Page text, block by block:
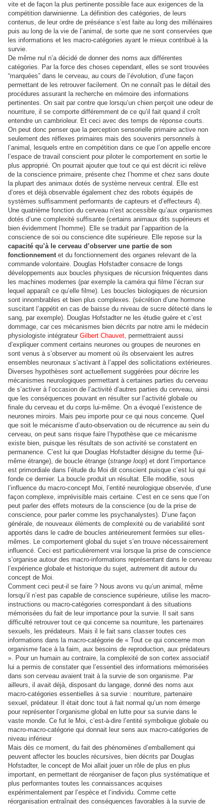
vite et de façon la plus pertinente possible face aux exigences de la
compétition darwinienne. La définition des catégories, de leurs
contenus, de leur ordre de préséance s’est faite au long des millénaires
puis au long de la vie de l’animal, de sorte que ne sont conservées que
les informations et les macro-catégories ayant le mieux contribué à la
survie.
De même nul n’a décidé de donner des noms aux différentes
catégories. Par la force des choses cependant, elles se sont trouvées
“marquées” dans le cerveau, au cours de l’évolution, d’une façon
permettant de les retrouver facilement. On ne connaît pas le détail des
procédures assurant la recherche en mémoire des informations
pertinentes. On sait par contre que lorsqu’un chien perçoit une odeur de
nourriture, il se comporte différemment de ce qu’il fait quand il croît
entendre un cambrioleur. Et ceci avec des temps de réponse courts.
On peut donc penser que la perception sensorielle primaire active non
seulement des réflexes primaires mais des souvenirs personnels à
l’animal, lesquels entre en compétition dans ce que l’on appelle encore
l’espace de travail conscient pour piloter le comportement en sortie le
plus approprié. On pourrait ajouter que tout ce qui est décrit ici relève
de la conscience primaire, présente chez l’homme et chez sans doute
la plupart des animaux dotés de système nerveux central. Elle est
d’ores et déjà observable également chez des robots équipés de
systèmes suffisamment performants de capteurs et d’effecteurs 4).
Une quatrième fonction du cerveau n’est accessible qu’aux organismes
dotés d’une complexité suffisante (certains animaux dits supérieurs et
bien évidemment l’homme). Elle se traduit par l’apparition de la
conscience de soi ou conscience dite supérieure. Elle repose sur la
capacité qu’à le cerveau d’observer une partie de son
fonctionnement et du fonctionnement des organes relevant de la
commande volontaire. Douglas Hofstadter consacre de longs
développements aux boucles physiques de récursion fréquentes dans
les machines modernes (par exemple la caméra qui filme l’écran sur
lequel apparaît ce qu’elle filme). Les boucles biologiques de récursion
sont innombrables et bien plus complexes. (sécrétion d’une hormone
suscitant l’appétit en cas de baisse du niveau de sucre détecté dans le
sang, par exemple). Douglas Hofstadter ne les étudie guère et c’est
dommage, car ces mécanismes bien décrits par notre ami le médecin
physiologiste intégrateur Gilbert Chauvet, permettraient aussi
d’expliquer comment certains neurones ou groupes de neurones en
sont venus à s’observer au moment où ils observaient les autres
ensembles neuronaux s’activant à l’appel des sollicitations extérieures.
Diverses hypothèses sont actuellement suggérées pour décrire les
mécanismes neurologiques permettant à certaines parties du cerveau
de s’activer à l’occasion de l’activité d’autres parties du cerveau, ainsi
que les conséquences pouvant en résulter sur l’activité globale ou
finale du cerveau et du corps lui-même. On a évoqué l’existence de
neurones miroirs. Mais peu importe pour ce qui nous concerne. Quel
que soit le mécanisme d’auto-observation ou de récurrence au sein du
cerveau, on peut sans risque faire l’hypothèse que ce mécanisme
existe bien, puisque les résultats de son activité se constatent en
permanence. C’est lui que Douglas Hofstadter désigne du terme (lui-
même étrange), de boucle étrange (strange loop) et dont l’importance
est primordiale dans l’étude du Moi dit conscient puisque c’est lui qui
fonde ce dernier. La boucle produit un résultat. Elle modifie, sous
l’influence du macro-concept Moi, l’entité neurologique observée, d’une
façon complexe, imprévisible mais certaine. C’est en ce sens que l’on
peut parler des effets moteurs de la conscience (ou de la prise de
conscience, pour parler comme les psychanalystes). D’une façon
générale, de nouveaux éléments de complexité ou de variabilité sont
apportés dans le cadre de boucles antérieurement fermées sur elles-
mêmes. Le comportement global du sujet s’en trouve nécessairement
influencé. Ceci est particulièrement vrai lorsque la prise de conscience
s’organise autour des macro-informations représentant dans le cerveau
l’expérience globale et historique du sujet, autrement dit autour du
concept de Moi.
Comment ceci peut-il se faire ? Nous avons vu qu’un animal, même
lorsqu’il n’est pas capable de conscience supérieure, utilise les macro-
instructions ou macro-catégories correspondant à des situations
mémorisées du fait de leur importance pour la survie. Il sait sans
difficulté retrouver tout ce qui concerne sa nourriture, les partenaires
sexuels, les prédateurs. Mais il le fait sans classer toutes ces
informations dans la macro-catégorie de « Tout ce qui concerne mon
organisme face à la faim, aux besoins de reproduction, aux prédateurs
». Pour un humain au contraire, la complexité de son cortex associatif
lui a permis de constater que l’essentiel des informations mémorisées
dans son cerveau avaient trait à la survie de son organisme. Par
ailleurs, il avait déjà, disposant du langage, donné des noms aux
macro-catégories essentielles à sa survie : nourriture, partenaire
sexuel, prédateur. Il était donc tout à fait normal qu’un nom émerge
pour représenter l’organisme global en lutte pour sa survie dans le
vaste monde. Ce fut le Moi, c’est-à-dire l’entité symbolique globale ou
macro-macro-catégorie qui donnait leur sens aux macro-catégories de
niveau inférieur
Mais dès ce moment, du fait des phénomènes d’emballement qui
peuvent affecter les boucles récursives, bien décrits par Douglas
Hofstadter, le concept de Moi allait jouer un rôle de plus en plus
important, en permettant de réorganiser de façon plus systématique et
plus performantes toutes les connaissances acquises
expérimentalement par l’espèce et l’individu. Comme cette
réorganisation entraînait des conséquences favorables à la survie de